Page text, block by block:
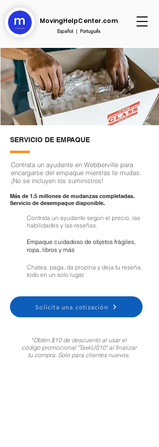
MovingHelpCenter.com
Español| Português
SERVICIO DE EMPAQUE
Contrata un ayudante en Webberville para
encargarse del empaque mientras te mudas.
¡No se incluyen los suministros!
Más de 1.5 millones de mudanzas completadas.
Servicio de desempaque disponible.
Contrata un ayudante según el precio, las
habilidades y las reseñas.
Empaque cuidadoso de objetos frágiles,
ropa, libros y más
Chatea, paga, da propina y deja tu reseña,
todo en un solo lugar.
Solicita una cotización
*Obtén $10 de descuento al usar el
código promocional "TaskUS10" al finalizar
tu compra. Solo para clientes nuevos.